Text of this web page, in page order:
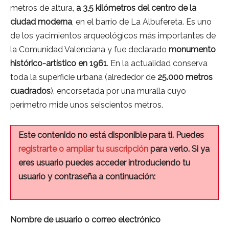
metros de altura, a 3,5 kilómetros del centro de la
ciudad moderna , en el barrio de La Albufereta. Es uno
de los yacimientos arqueológicos más importantes de
la Comunidad Valenciana y fue declarado monumento
histórico-artístico en 1961. En la actualidad conserva
toda la superficie urbana (alrededor de 25.000 metros
cuadrados), encorsetada por una muralla cuyo
perímetro mide unos seiscientos metros.
Este contenido no está disponible para ti. Puedes
registrarte o ampliar tu suscripción para verlo. Si ya
eres usuario puedes acceder introduciendo tu
usuario y contraseña a continuación:
Nombre de usuario o correo electrónico